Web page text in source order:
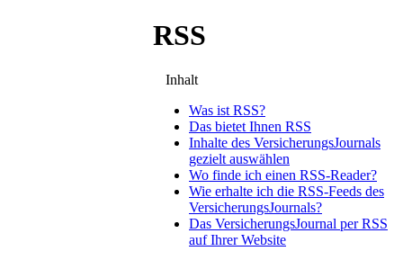
RSS
Inhalt
Was ist RSS?
Das bietet Ihnen RSS
Inhalte des VersicherungsJournals
gezielt auswählen
Wo finde ich einen RSS-Reader?
Wie erhalte ich die RSS-Feeds des
VersicherungsJournals?
Das VersicherungsJournal per RSS
auf Ihrer Website